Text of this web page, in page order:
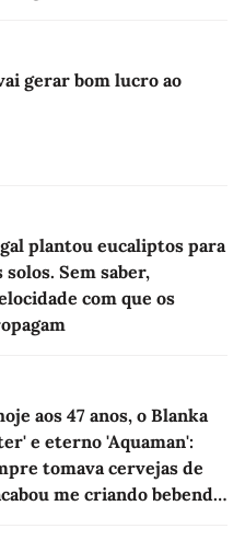
gerar bom lucro ao
plantou eucaliptos para
Sem saber,
com que os
aos 47 anos, o Blanka
e eterno 'Aquaman':
tomava cervejas de
me criando bebendo